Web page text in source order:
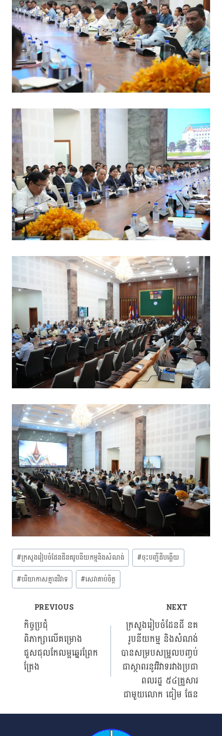
Post
Tags:
#ក្រសួងរៀបចំដែនដីនគរូបនីយកម្មនិងសំណង់ #ចុះបញ្ជីដីបង្ហើយ
#បរិយាកាសគ្មានវិវាទ #សេវាគាប់ចិត្ត
Post
navigation
PREVIOUS
កិច្ចប្រជុំ
ពិភាក្សាលើគម្រោង
ជួសជុលកែលម្អឆ្នេរព្រែក
ត្រែង
NEXT
ក្រសួងរៀបចំដែនដី នគ
រូបនីយកម្ម និងសំណង់
បានសម្របសម្រួលបញ្ចប់
ជាស្ថាពរនូវវិវាទរវាងប្រជា
ពលរដ្ឋ ៥៤គ្រួសារ
ជាមួយលោក ជៀម ផែន